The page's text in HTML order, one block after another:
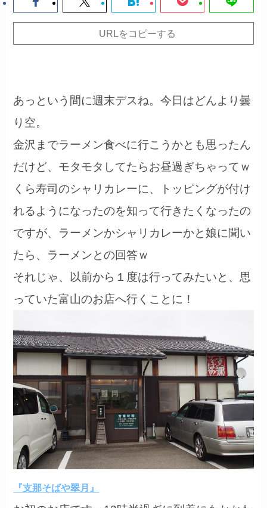
URLをコピーする
あっという間に週末デスね。今日はどんより曇
り空。
金沢までラーメン食べに行こうかとも思ったん
だけど、モタモタしてたらお昼過ぎちゃってｗ
くら寿司のシャリカレーに、トッピングが付け
れるようになったのを知って行きたくなったの
ですが、ラーメンかシャリカレーかと娘に聞い
たら、ラーメンとの回答ｗ
それじゃ、以前から１度は行ってみたいと、思
っていた富山のお店へ行くことに！
『支那そばや翠月』